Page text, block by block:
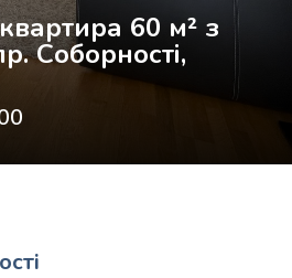
60 м² з
Соборності,